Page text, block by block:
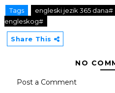
Tags engleski jezik 365 dana#
engleskog#
Share This
NO
Post a Comment